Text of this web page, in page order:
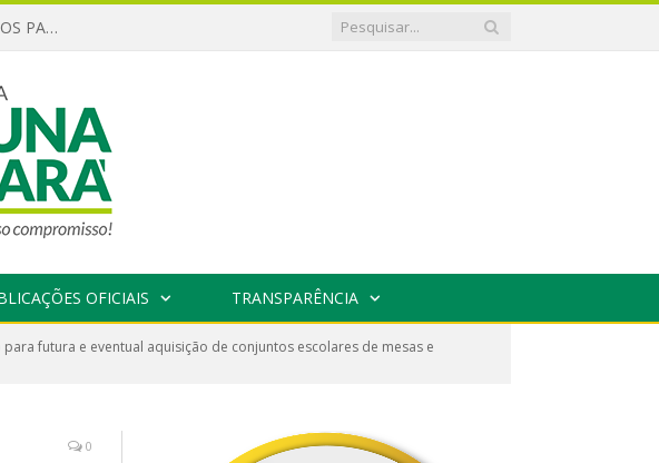
CHAMAMENTO PÚBLICO Nº 01/2026 – SELEÇÃO DE PROJETOS PARA FIRMAR TERMO DE EXECUÇÃO CULTURAL COM RECURSOS DA POLÍTICA NACIONAL ALDIR BLANC DE FOMENTO À CULTURA – PNAB (LEI Nº 14.399/2022)
OFICIAIS TRANSPARÊNCIA
para futura e eventual aquisição de conjuntos escolares de mesas e
0